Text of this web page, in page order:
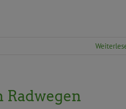
Radwegen